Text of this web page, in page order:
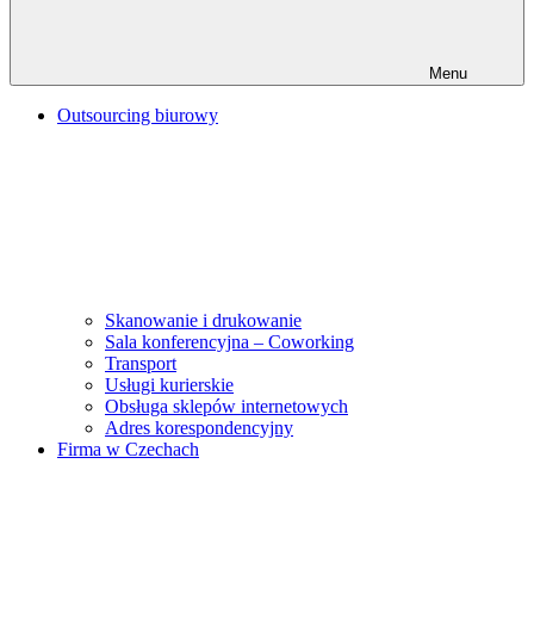
Menu
Outsourcing biurowy
Skanowanie i drukowanie
Sala konferencyjna – Coworking
Transport
Usługi kurierskie
Obsługa sklepów internetowych
Adres korespondencyjny
Firma w Czechach